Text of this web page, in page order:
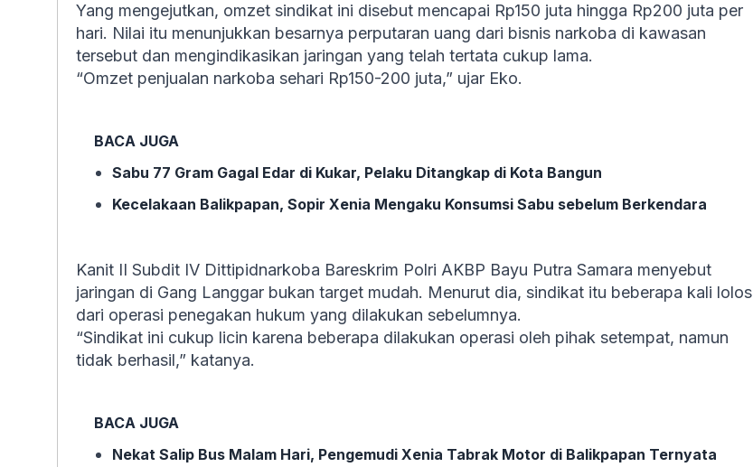
Yang mengejutkan, omzet sindikat ini disebut mencapai Rp150 juta hingga Rp200 juta per
hari. Nilai itu menunjukkan besarnya perputaran uang dari bisnis narkoba di kawasan
tersebut dan mengindikasikan jaringan yang telah tertata cukup lama.
“Omzet penjualan narkoba sehari Rp150-200 juta,” ujar Eko.
BACA JUGA
Sabu 77 Gram Gagal Edar di Kukar, Pelaku Ditangkap di Kota Bangun
Kecelakaan Balikpapan, Sopir Xenia Mengaku Konsumsi Sabu sebelum Berkendara
Kanit II Subdit IV Dittipidnarkoba Bareskrim Polri AKBP Bayu Putra Samara menyebut
jaringan di Gang Langgar bukan target mudah. Menurut dia, sindikat itu beberapa kali lolos
dari operasi penegakan hukum yang dilakukan sebelumnya.
“Sindikat ini cukup licin karena beberapa dilakukan operasi oleh pihak setempat, namun
tidak berhasil,” katanya.
BACA JUGA
Nekat Salip Bus Malam Hari, Pengemudi Xenia Tabrak Motor di Balikpapan Ternyata